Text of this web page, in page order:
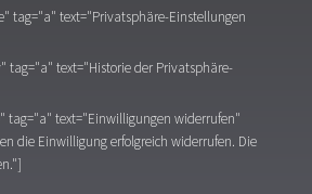
tag="a" text="Privatsphäre-Einstellungen
tag="a" text="Historie der Privatsphäre-
tag="a" text="Einwilligungen widerrufen"
die Einwilligung erfolgreich widerrufen. Die